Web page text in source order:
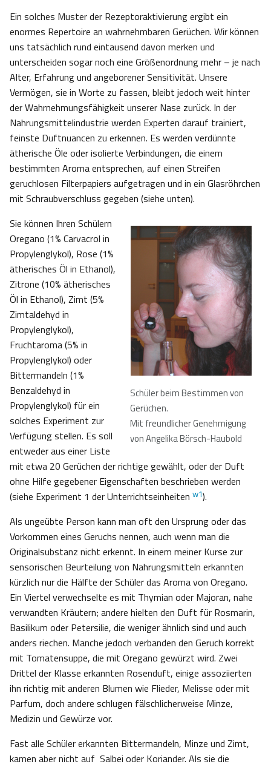
Ein solches Muster der Rezeptoraktivierung ergibt ein
enormes Repertoire an wahrnehmbaren Gerüchen. Wir können
uns tatsächlich rund eintausend davon merken und
unterscheiden sogar noch eine Größenordnung mehr – je nach
Alter, Erfahrung und angeborener Sensitivität. Unsere
Vermögen, sie in Worte zu fassen, bleibt jedoch weit hinter
der Wahrnehmungsfähigkeit unserer Nase zurück. In der
Nahrungsmittelindustrie werden Experten darauf trainiert,
feinste Duftnuancen zu erkennen. Es werden verdünnte
ätherische Öle oder isolierte Verbindungen, die einem
bestimmten Aroma entsprechen, auf einen Streifen
geruchlosen Filterpapiers aufgetragen und in ein Glasröhrchen
mit Schraubverschluss gegeben (siehe unten).
Schüler beim Bestimmen von
Gerüchen.
Mit freundlicher Genehmigung
von Angelika Börsch-Haubold
Sie können Ihren Schülern
Oregano (1% Carvacrol in
Propylenglykol), Rose (1%
ätherisches Öl in Ethanol),
Zitrone (10% ätherisches
Öl in Ethanol), Zimt (5%
Zimtaldehyd in
Propylenglykol),
Fruchtaroma (5% in
Propylenglykol) oder
Bittermandeln (1%
Benzaldehyd in
Propylenglykol) für ein
solches Experiment zur
Verfügung stellen. Es soll
entweder aus einer Liste
mit etwa 20 Gerüchen der richtige gewählt, oder der Duft
ohne Hilfe gegebener Eigenschaften beschrieben werden
(siehe Experiment 1 der Unterrichtseinheiten w1).
Als ungeübte Person kann man oft den Ursprung oder das
Vorkommen eines Geruchs nennen, auch wenn man die
Originalsubstanz nicht erkennt. In einem meiner Kurse zur
sensorischen Beurteilung von Nahrungsmitteln erkannten
kürzlich nur die Hälfte der Schüler das Aroma von Oregano.
Ein Viertel verwechselte es mit Thymian oder Majoran, nahe
verwandten Kräutern; andere hielten den Duft für Rosmarin,
Basilikum oder Petersilie, die weniger ähnlich sind und auch
anders riechen. Manche jedoch verbanden den Geruch korrekt
mit Tomatensuppe, die mit Oregano gewürzt wird. Zwei
Drittel der Klasse erkannten Rosenduft, einige assoziierten
ihn richtig mit anderen Blumen wie Flieder, Melisse oder mit
Parfum, doch andere schlugen fälschlicherweise Minze,
Medizin und Gewürze vor.
Fast alle Schüler erkannten Bittermandeln, Minze und Zimt,
kamen aber nicht auf Salbei oder Koriander. Als sie die